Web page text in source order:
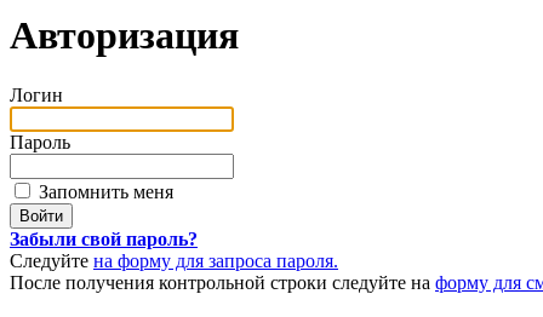
Авторизация
Логин
Пароль
Запомнить меня
Забыли свой пароль?
Следуйте на форму для запроса пароля.
После получения контрольной строки следуйте на форму для